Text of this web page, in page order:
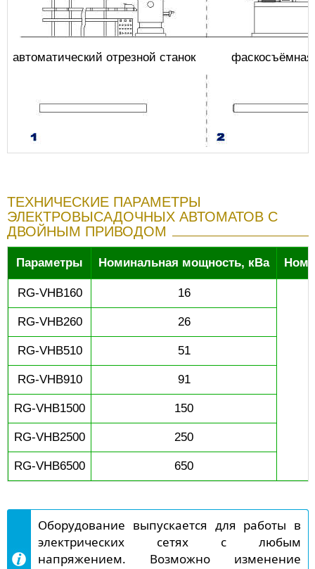
автоматический отрезной станок
ТЕХНИЧЕСКИЕ ПАРАМЕТРЫ
ЭЛЕКТРОВЫСАДОЧНЫХ АВТОМАТОВ С
ДВОЙНЫМ ПРИВОДОМ
Параметры Номинальная мощность, кВа
RG-VHB160 16
RG-VHB260 26
RG-VHB510 51
RG-VHB910 91
RG-VHB1500 150
RG-VHB2500 250
RG-VHB6500 650
Оборудование выпускается для работы в
электрических сетях с любым
напряжением. Возможно изменение